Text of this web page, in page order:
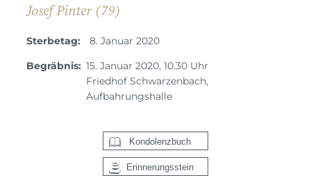
Josef Pinter (79)
Sterbetag:
8. Januar 2020
Begräbnis: 15. Januar 2020, 10.30 Uhr
Friedhof Schwarzenbach,
Aufbahrungshalle
Kondolenzbuch
Erinnerungsstein